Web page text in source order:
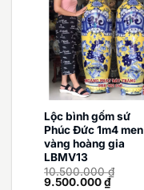
Lộc bình gốm sứ
Phúc Đức 1m4 men
vàng hoàng gia
LBMV13
10.500.000₫
Giá
9.500.000₫Giá